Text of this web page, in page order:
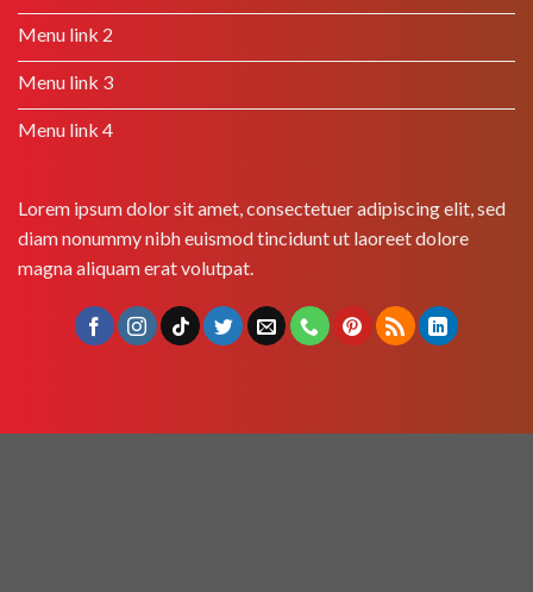
Menu link 2
Menu link 3
Menu link 4
Lorem ipsum dolor sit amet, consectetuer adipiscing elit, sed
diam nonummy nibh euismod tincidunt ut laoreet dolore
magna aliquam erat volutpat.